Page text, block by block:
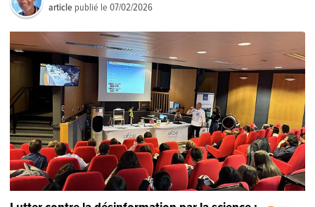
article publié le07/02/2026